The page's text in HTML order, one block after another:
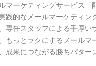
マーケティングサービス「
践的なメールマーケティ
専任スタッフによる手厚
もっとラクにするメール
成果につながる勝ちパター